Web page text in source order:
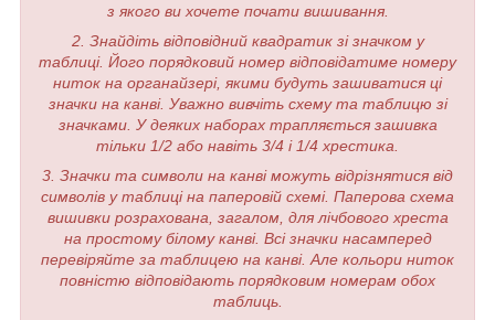
з якого ви хочете почати вишивання.
2. Знайдіть відповідний квадратик зі значком у
таблиці. Його порядковий номер відповідатиме номеру
ниток на органайзері, якими будуть зашиватися ці
значки на канві. Уважно вивчіть схему та таблицю зі
значками. У деяких наборах трапляється зашивка
тільки 1/2 або навіть 3/4 і 1/4 хрестика.
3. Значки та символи на канві можуть відрізнятися від
символів у таблиці на паперовій схемі. Паперова схема
вишивки розрахована, загалом, для лічбового хреста
на простому білому канві. Всі значки насамперед
перевіряйте за таблицею на канві. Але кольори ниток
повністю відповідають порядковим номерам обох
таблиць.